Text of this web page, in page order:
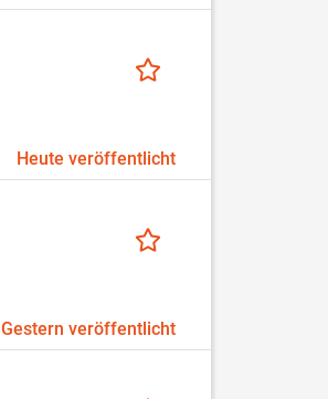
Heute veröffentlicht
Gestern veröffentlicht